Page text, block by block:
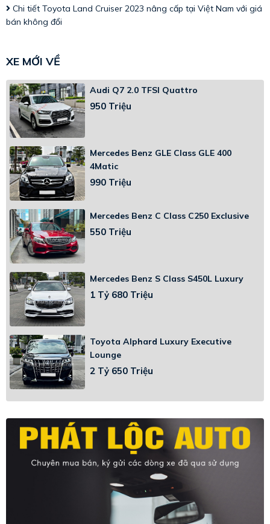
Chi tiết Toyota Land Cruiser 2023 nâng cấp tại Việt Nam với giá
bán không đổi
XE MỚI VỀ
Audi Q7 2.0 TFSI Quattro
950 Triệu
Mercedes Benz GLE Class GLE 400
4Matic
990 Triệu
Mercedes Benz C Class C250 Exclusive
550 Triệu
Mercedes Benz S Class S450L Luxury
1 Tỷ 680 Triệu
Toyota Alphard Luxury Executive
Lounge
2 Tỷ 650 Triệu